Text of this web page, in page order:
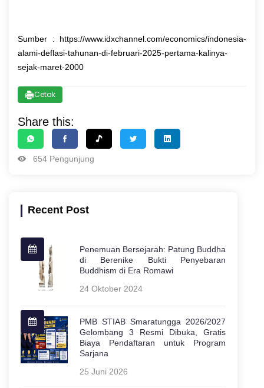
Sumber : https://www.idxchannel.com/economics/indonesia-
alami-deflasi-tahunan-di-februari-2025-pertama-kalinya-
sejak-maret-2000
Cetak
Share this:
654 Pengunjung
Recent Post
Penemuan Bersejarah: Patung Buddha
di Berenike Bukti Penyebaran
Buddhism di Era Romawi
24 Oktober 2024
PMB STIAB Smaratungga 2026/2027
Gelombang 3 Resmi Dibuka, Gratis
Biaya Pendaftaran untuk Program
Sarjana
25 Juni 2026